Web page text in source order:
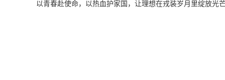
以青春赴使命，以热血护家国，让理想在戎装岁月里绽放光